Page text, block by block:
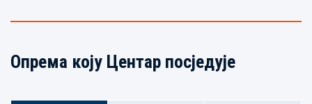
Опрема коју Центар посједује